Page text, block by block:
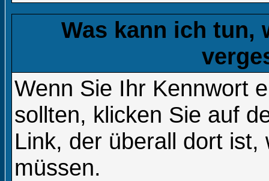
Was kann ich tun,
Wenn Sie Ihr Kennwort
sollten, klicken Sie auf
Link, der überall dort
müssen.